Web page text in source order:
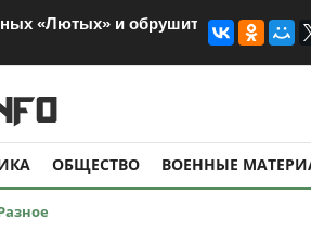
«Лютых» и обрушит их на Россию